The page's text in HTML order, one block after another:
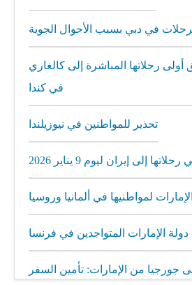
في دبي بسبب الأحوال الجوية
أولى رحلاتها المباشرة إلى كالغاري
في كندا
تحذير للمواطنين في نيوزيلندا
إلى إيران ليوم 9 يناير 2026
لمواطنيها في ألمانيا وروسيا
دولة الإمارات المتواجدين في فرنسا
جورجيا من الإمارات: تأمين السفر